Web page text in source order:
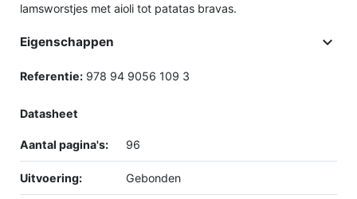
lamsworstjes met aioli tot patatas bravas.
Eigenschappen 
Referentie: 978 94 9056 109 3
Datasheet
Aantal pagina's: 96
Uitvoering: Gebonden